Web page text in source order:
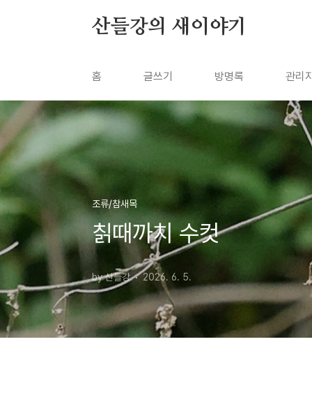
산들강의 새이야기
홈 글쓰기 방명록 관리
조류/참새목
칡때까치 수컷
by 산들강 2026. 6. 5.